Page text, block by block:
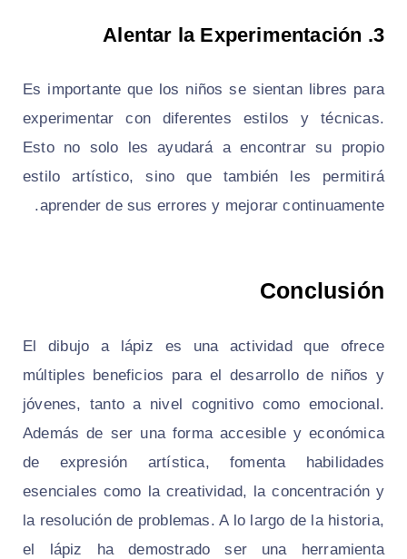
3.
Alentar la Experimentación
Es importante que los niños se sientan libres para
experimentar con diferentes estilos y técnicas.
Esto no solo les ayudará a encontrar su propio
estilo artístico, sino que también les permitirá
aprender de sus errores y mejorar continuamente.
Conclusión
El dibujo a lápiz es una actividad que ofrece
múltiples beneficios para el desarrollo de niños y
jóvenes, tanto a nivel cognitivo como emocional.
Además de ser una forma accesible y económica
de expresión artística, fomenta habilidades
esenciales como la creatividad, la concentración y
la resolución de problemas. A lo largo de la historia,
el lápiz ha demostrado ser una herramienta